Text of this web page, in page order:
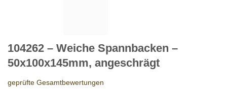
104262 – Weiche Spannbacken –
50x100x145mm, angeschrägt
geprüfte Gesamtbewertungen